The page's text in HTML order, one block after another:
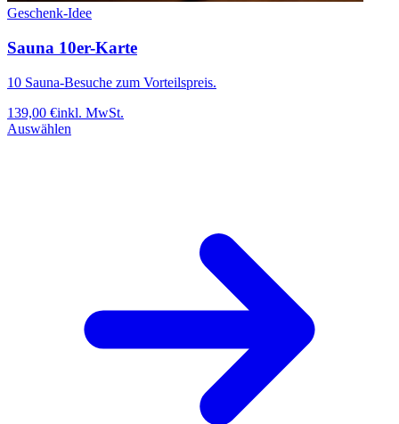
Geschenk-Idee
Sauna 10er-Karte
10 Sauna-Besuche zum Vorteilspreis.
139,00 €inkl. MwSt.
Auswählen